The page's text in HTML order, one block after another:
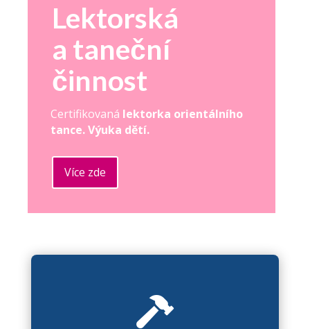
Lektorská
a taneční
činnost
Certifikovaná lektorka orientálního
tance. Výuka dětí.
Více zde
